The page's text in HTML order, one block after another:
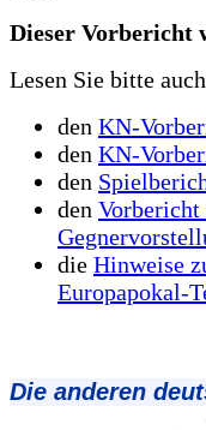
Dieser Vorbericht
Lesen Sie bitte auch
den KN-
den KN-
den
den
die Hinweise
Europapokal-
Die anderen